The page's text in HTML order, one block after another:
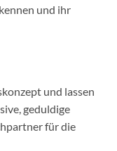
und ihr
und lassen
geduldige
für die